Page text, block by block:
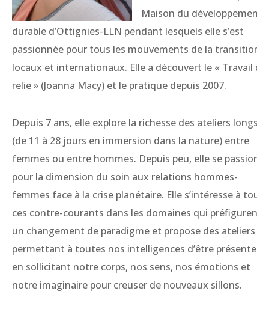
Maison du développement
durable d’Ottignies-LLN pendant lesquels elle s’est
passionnée pour tous les mouvements de la transition
locaux et internationaux. Elle a découvert le « Travail qui
relie » (Joanna Macy) et le pratique depuis 2007.
Depuis 7 ans, elle explore la richesse des ateliers longs
(de 11 à 28 jours en immersion dans la nature) entre
femmes ou entre hommes. Depuis peu, elle se
pour la dimension du soin aux relations hommes-
femmes face à la crise planétaire. Elle s’intéresse à tous
ces contre-courants dans les domaines qui préfigurent
un changement de paradigme et propose des ateliers
permettant à toutes nos intelligences d’être présentes
en sollicitant notre corps, nos sens, nos émotions et
notre imaginaire pour creuser de nouveaux sillons.